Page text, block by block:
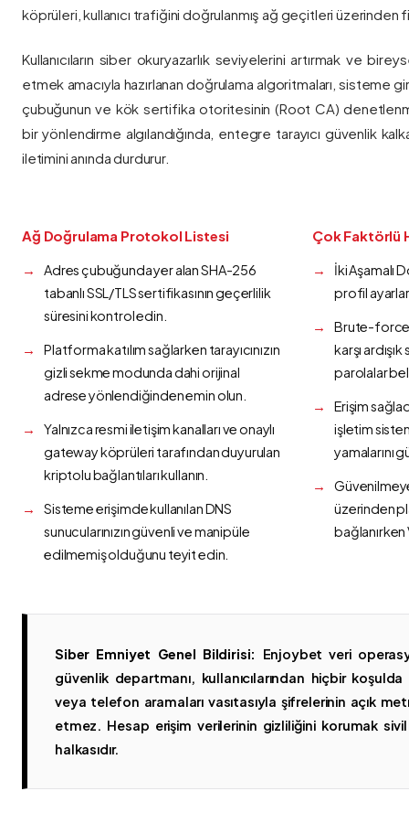
köprüleri, kullanıcı trafiğini doğrulanmış ağ geçitleri üzerinden
Kullanıcıların siber okuryazarlık seviyelerini artırmak ve
etmek amacıyla hazırlanan doğrulama algoritmaları, sisteme
çubuğunun ve kök sertifika otoritesinin (Root CA)
bir yönlendirme algılandığında, entegre tarayıcı güvenlik
iletimini anında durdurur.
Ağ Doğrulama Protokol Listesi
Adres çubuğunda yer alan SHA-256
tabanlı SSL/TLS sertifikasının geçerlilik
süresini kontrol edin.
Platforma katılım sağlarken tarayıcınızın
gizli sekme modunda dahi orijinal
adrese yönlendiğinden emin olun.
Yalnızca resmi iletişim kanalları ve onaylı
gateway köprüleri tarafından duyurulan
kriptolu bağlantıları kullanın.
Sisteme erişimde kullanılan DNS
sunucularınızın güvenli ve manipüle
edilmemiş olduğunu teyit edin.
Çok Faktörlü
İki Aşamalı
profil
Brute-force
karşı
parolalar
Erişim
işletim
yamalarını
üzerinden
bağlanırken
Siber Emniyet Genel Bildirisi:
Enjoybet veri
güvenlik departmanı, kullanıcılarından hiçbir
veya telefon aramaları vasıtasıyla şifrelerinin açık
etmez. Hesap erişim verilerinin gizliliğini korumak
halkasıdır.